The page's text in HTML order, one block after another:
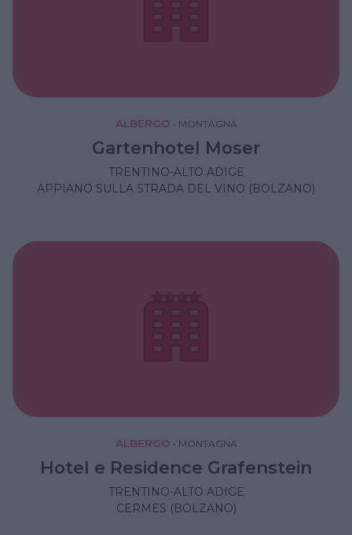
ALBERGO • MONTAGNA
Gartenhotel Moser
TRENTINO-ALTO ADIGE
APPIANO SULLA STRADA DEL VINO (BOLZANO)
ALBERGO • MONTAGNA
Hotel e Residence Grafenstein
TRENTINO-ALTO ADIGE
CERMES (BOLZANO)